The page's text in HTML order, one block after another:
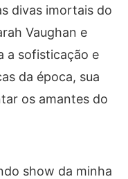
divas imortais do
Vaughan e
a sofisticação e
da época, sua
os amantes do
show da minha